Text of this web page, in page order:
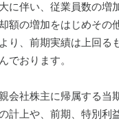
に伴い、従業員数の増
額の増加をはじめその
り、前期実績は上回る
でおります。
会社株主に帰属する当
計上や、前期、特別利